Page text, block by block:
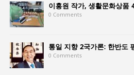
이홍원 작가, 생활문화상품
0 Comments
통일 지향 2국가론: 한반도
0 Comments